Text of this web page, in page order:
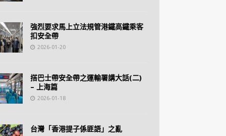
強烈要求馬上立法規管港鐵高鐵乘客
扣安全帶
2026-01-20
搭巴士帶安全帶之運輸署講大話(二)
– 上海篇
2026-01-18
台灣「香港提子係匪語」之亂